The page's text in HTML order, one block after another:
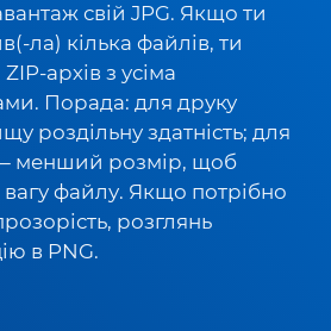
свій JPG. Якщо ти
ла) кілька файлів, ти
архів з усіма
Порада: для друку
роздільну здатність; для
менший розмір, щоб
файлу. Якщо потрібно
розглянь
в PNG.